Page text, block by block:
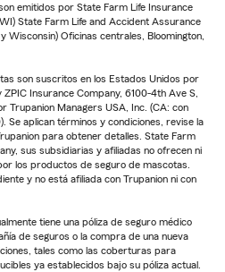
emitidos por State Farm Life Insurance
State Farm Life and Accident Assurance
Wisconsin) Oficinas centrales, Bloomington,
son suscritos en los Estados Unidos por
Insurance Company, 6100-4th Ave S,
Trupanion Managers USA, Inc. (CA: con
Se aplican términos y condiciones, revise la
para obtener detalles. State Farm
sus subsidiarias y afiliadas no ofrecen ni
los productos de seguro de mascotas.
y no está afiliada con Trupanion ni con
tiene una póliza de seguro médico
de seguros o la compra de una nueva
tales como las coberturas para
ya establecidos bajo su póliza actual.